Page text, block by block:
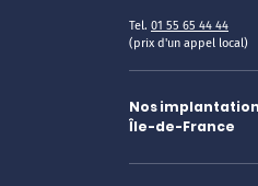
Tel. 01 55 65 44 44
(prix d'un appel local)
Nos
Île-de-France